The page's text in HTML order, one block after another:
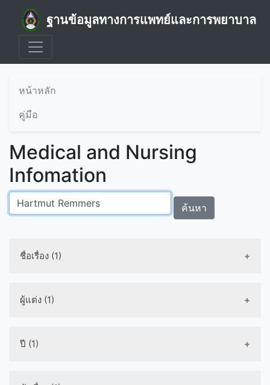
ฐานข้อมูลทางการแพทย์และการพยาบาล
หน้าหลัก
คู่มือ
Medical and Nursing
Infomation
ค้นหา
ชื่อเรื่อง (1)
ผู้แต่ง (1)
ปี (1)